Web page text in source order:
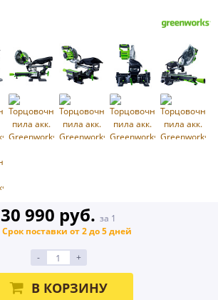
30 990 руб. за 1
Срок поставки от 2 до 5 дней
- +
В КОРЗИНУ